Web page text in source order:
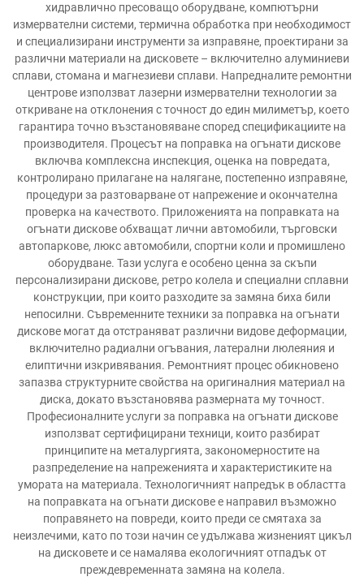
хидравлично пресоващо оборудване, компютърни
измервателни системи, термична обработка при необходимост
и специализирани инструменти за изправяне, проектирани за
различни материали на дисковете – включително алуминиеви
сплави, стомана и магнезиеви сплави. Напредналите ремонтни
центрове използват лазерни измервателни технологии за
откриване на отклонения с точност до един милиметър, което
гарантира точно възстановяване според спецификациите на
производителя. Процесът на поправка на огънати дискове
включва комплексна инспекция, оценка на повредата,
контролирано прилагане на налягане, постепенно изправяне,
процедури за разтоварване от напрежение и окончателна
проверка на качеството. Приложенията на поправката на
огънати дискове обхващат лични автомобили, търговски
автопаркове, люкс автомобили, спортни коли и промишлено
оборудване. Тази услуга е особено ценна за скъпи
персонализирани дискове, ретро колела и специални сплавни
конструкции, при които разходите за замяна биха били
непосилни. Съвременните техники за поправка на огънати
дискове могат да отстраняват различни видове деформации,
включително радиални огъвания, латерални люлеяния и
елиптични изкривявания. Ремонтният процес обикновено
запазва структурните свойства на оригиналния материал на
диска, докато възстановява размерната му точност.
Професионалните услуги за поправка на огънати дискове
използват сертифицирани техници, които разбират
принципите на металургията, закономерностите на
разпределение на напреженията и характеристиките на
умората на материала. Технологичният напредък в областта
на поправката на огънати дискове е направил възможно
поправянето на повреди, които преди се смятаха за
неизлечими, като по този начин се удължава жизненият цикъл
на дисковете и се намалява екологичният отпадък от
преждевременната замяна на колела.